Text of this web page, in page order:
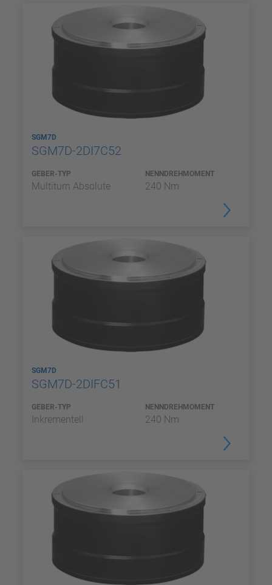
SGM7D
SGM7D-2DI7C52
GEBER-TYP
Multiturn Absolute
NENNDREHMOMENT
240 Nm
SGM7D
SGM7D-2DIFC51
GEBER-TYP
Inkrementell
NENNDREHMOMENT
240 Nm